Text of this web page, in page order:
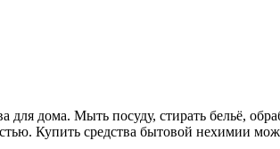
для дома. Мыть посуду, стирать бельё,
Купить средства бытовой нехимии